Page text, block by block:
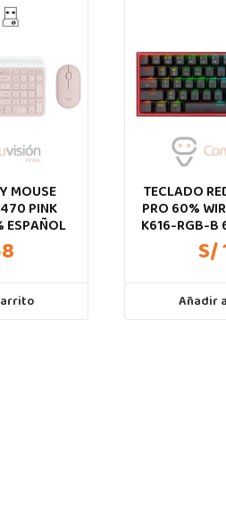
MOUSE
PINK
ESPAÑOL
TECLADO
PRO 60%
K616-RGB-B
S/
Añadir